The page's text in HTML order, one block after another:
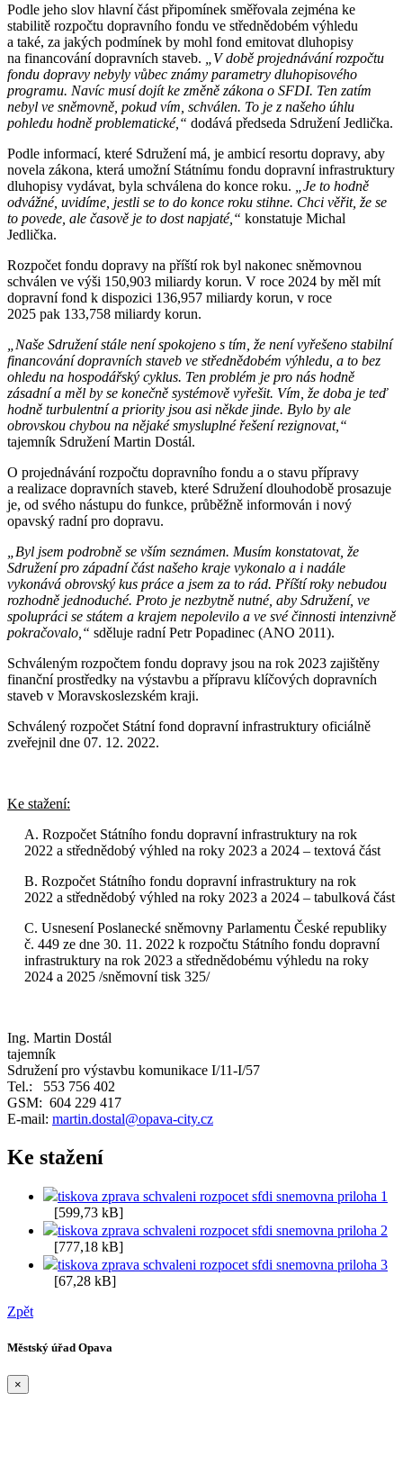
Podle jeho slov hlavní část připomínek směřovala zejména ke
stabilitě rozpočtu dopravního fondu ve střednědobém výhledu
a také, za jakých podmínek by mohl fond emitovat dluhopisy
na financování dopravních staveb.
„V době projednávání rozpočtu
fondu dopravy nebyly vůbec známy parametry dluhopisového
programu. Navíc musí dojít ke změně zákona o SFDI. Ten zatím
nebyl ve sněmovně, pokud vím, schválen. To je z našeho úhlu
pohledu hodně problematické,“ dodává předseda Sdružení Jedlička.
Podle informací, které Sdružení má, je ambicí resortu dopravy, aby
novela zákona, která umožní Státnímu fondu dopravní infrastruktury
dluhopisy vydávat, byla schválena do konce roku.
„Je to hodně
odvážné, uvidíme, jestli se to do konce roku stihne. Chci věřit, že se
to povede, ale časově je to dost napjaté,“ konstatuje Michal
Jedlička.
Rozpočet fondu dopravy na příští rok byl nakonec sněmovnou
schválen ve výši 150,903 miliardy korun. V roce 2024 by měl mít
dopravní fond k dispozici 136,957 miliardy korun, v roce
2025 pak 133,758 miliardy korun.
„Naše Sdružení stále není spokojeno s tím, že není vyřešeno stabilní
financování dopravních staveb ve střednědobém výhledu, a to bez
ohledu na hospodářský cyklus. Ten problém je pro nás hodně
zásadní a měl by se konečně systémově vyřešit. Vím, že doba je teď
hodně turbulentní a priority jsou asi někde jinde. Bylo by ale
obrovskou chybou na nějaké smysluplné řešení rezignovat,“
tajemník Sdružení Martin Dostál.
O projednávání rozpočtu dopravního fondu a o stavu přípravy
a realizace dopravních staveb, které Sdružení dlouhodobě prosazuje
je, od svého nástupu do funkce, průběžně informován i nový
opavský radní pro dopravu.
„Byl jsem podrobně se vším seznámen. Musím konstatovat, že
Sdružení pro západní část našeho kraje vykonalo a i nadále
vykonává obrovský kus práce a jsem za to rád. Příští roky nebudou
rozhodně jednoduché. Proto je nezbytně nutné, aby Sdružení, ve
spolupráci se státem a krajem nepolevilo a ve své činnosti intenzivně
pokračovalo,“ sděluje radní Petr Popadinec (ANO 2011).
Schváleným rozpočtem fondu dopravy jsou na rok 2023 zajištěny
finanční prostředky na výstavbu a přípravu klíčových dopravních
staveb v Moravskoslezském kraji.
Schválený rozpočet Státní fond dopravní infrastruktury oficiálně
zveřejnil dne 07. 12. 2022.
Ke stažení:
A. Rozpočet Státního fondu dopravní infrastruktury na rok
2022 a střednědobý výhled na roky 2023 a 2024 – textová část
B. Rozpočet Státního fondu dopravní infrastruktury na rok
2022 a střednědobý výhled na roky 2023 a 2024 – tabulková část
C. Usnesení Poslanecké sněmovny Parlamentu České republiky
č. 449 ze dne 30. 11. 2022 k rozpočtu Státního fondu dopravní
infrastruktury na rok 2023 a střednědobému výhledu na roky
2024 a 2025 /sněmovní tisk 325/
Ing. Martin Dostál
tajemník
Sdružení pro výstavbu komunikace I/11-I/57
Tel.: 553 756 402
GSM: 604 229 417
E-mail: martin.dostal@opava-city.cz
Ke stažení
tiskova zprava schvaleni rozpocet sfdi snemovna priloha 1
[599,73 kB]
tiskova zprava schvaleni rozpocet sfdi snemovna priloha 2
[777,18 kB]
tiskova zprava schvaleni rozpocet sfdi snemovna priloha 3
[67,28 kB]
Zpět
Městský úřad Opava
×